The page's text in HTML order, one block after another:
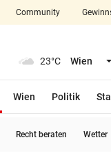
closeSchließen
arrow_right
Community
23°C Wien
Wien
Politik
Recht beraten Wetter